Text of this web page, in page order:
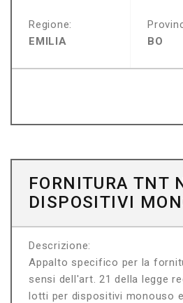
Regione:
EMILIA
BO
FORNITURA TNT
DISPOSITIVI
Descrizione:
Appalto specifico per la
sensi dell'art. 21 della legge
lotti per dispositivi monouso